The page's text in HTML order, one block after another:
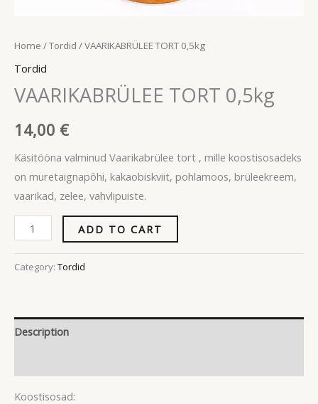
Home /Tordid / VAARIKABRÜLEE TORT 0,5kg
Tordid
VAARIKABRÜLEE TORT 0,5kg
14,00 €
Käsitööna valminud Vaarikabrülee tort , mille koostisosadeks
on muretaignapõhi, kakaobiskviit, pohlamoos, brüleekreem,
vaarikad, zelee, vahvlipuiste.
ADD TO CART
Category: Tordid
Description
Koostisosad: